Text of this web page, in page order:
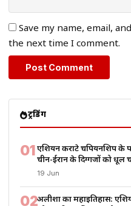
Save my name, email,
the next time I comment.
ट्रेंडिंग
01एशियन कराटे चैंपियनशिप के
चीन-ईरान के दिग्गजों को धूल
19 Jun
02अलीशा का महाइतिहास: